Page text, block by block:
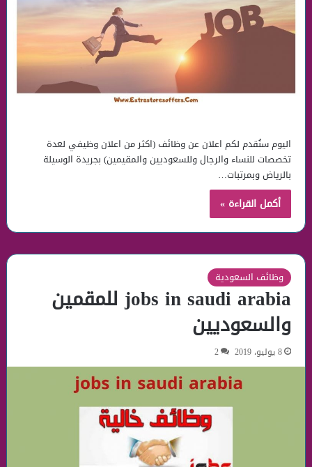
اليوم سنُقدم لكم اعلان عن وظائف (اكثر من اعلان وظيفي لعدة
تخصصات للنساء والرجال وللسعوديين والمقيمين) بجريدة الوسيلة
بالرياض وبمرتبات…
أكمل القراءة »
وظائف السعودية
jobs in saudi arabia للمقمين
والسعوديين
8 يوليو، 2019 2